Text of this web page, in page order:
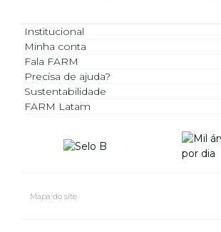
Institucional
Minha conta
Fala FARM
Precisa de ajuda?
Sustentabilidade
FARM Latam
Mapa do site